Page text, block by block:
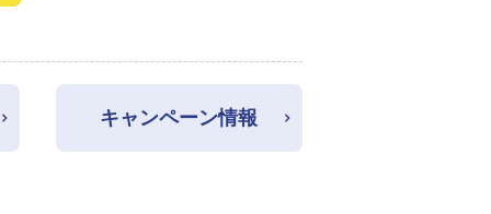
キャンペーン情報